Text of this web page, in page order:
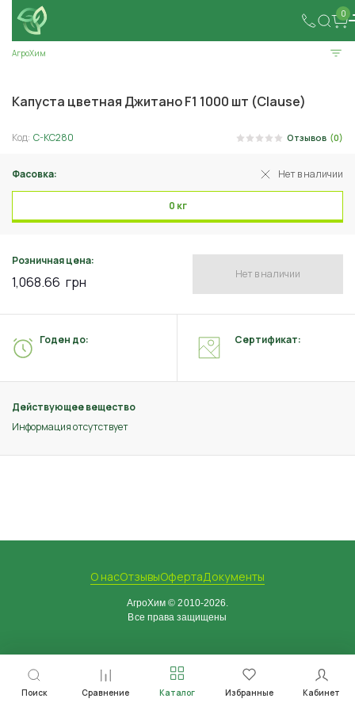
0
Поиск Сравнение Каталог Избранные Кабинет
АгроХим
Капуста цветная Джитано F1 1000 шт (Clause)
Код: C-KC280 Отзывов (0)
Фасовка: Нет в наличии
0 кг
Розничная цена:
1,068.66 грн Нет в наличии
Действующее вещество
Информация отсутствует
Годен до: Сертификат:
О насОтзывыОфертаДокументы
АгроХим © 2010-2026.
Все права защищены